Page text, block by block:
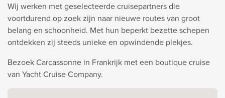
Wij werken met geselecteerde cruisepartners die
voortdurend op zoek zijn naar nieuwe routes van groot
belang en schoonheid. Met hun beperkt bezette schepen
ontdekken zij steeds unieke en opwindende plekjes.
Bezoek Carcassonne in Frankrijk met een boutique cruise
van Yacht Cruise Company.